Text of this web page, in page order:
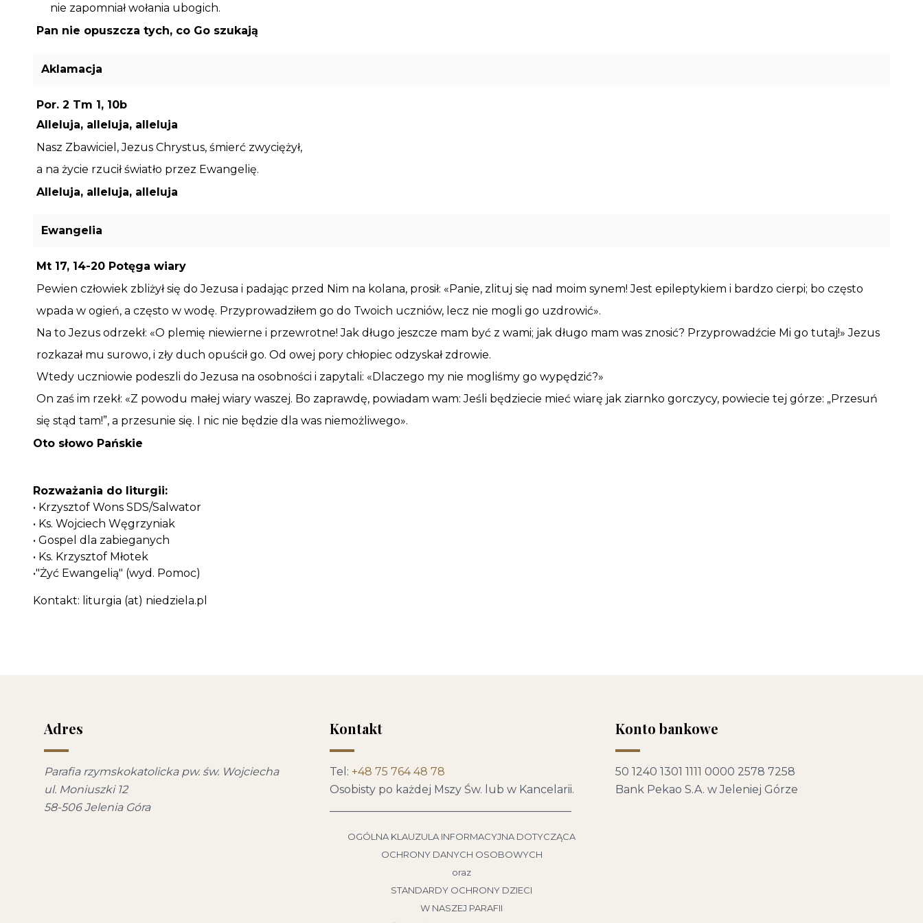
nie zapomniał wołania ubogich.
Pan nie opuszcza tych, co Go szukają
Aklamacja
Por. 2 Tm 1, 10b
Alleluja, alleluja, alleluja
Nasz Zbawiciel, Jezus Chrystus, śmierć zwyciężył,
a na życie rzucił światło przez Ewangelię.
Alleluja, alleluja, alleluja
Ewangelia
Mt 17, 14-20 Potęga wiary
Pewien człowiek zbliżył się do Jezusa i padając przed Nim na kolana, prosił: «Panie, zlituj się nad moim synem! Jest epileptykiem i bardzo cierpi; bo często
wpada w ogień, a często w wodę. Przyprowadziłem go do Twoich uczniów, lecz nie mogli go uzdrowić».
Na to Jezus odrzekł: «O plemię niewierne i przewrotne! Jak długo jeszcze mam być z wami; jak długo mam was znosić? Przyprowadźcie Mi go tutaj!» Jezus
rozkazał mu surowo, i zły duch opuścił go. Od owej pory chłopiec odzyskał zdrowie.
Wtedy uczniowie podeszli do Jezusa na osobności i zapytali: «Dlaczego my nie mogliśmy go wypędzić?»
On zaś im rzekł: «Z powodu małej wiary waszej. Bo zaprawdę, powiadam wam: Jeśli będziecie mieć wiarę jak ziarnko gorczycy, powiecie tej górze: „Przesuń
się stąd tam!”, a przesunie się. I nic nie będzie dla was niemożliwego».
Oto słowo Pańskie
Rozważania do liturgii:
• Krzysztof Wons SDS/Salwator
• Ks. Wojciech Węgrzyniak
• Gospel dla zabieganych
• Ks. Krzysztof Młotek
•"Żyć Ewangelią" (wyd. Pomoc)
Kontakt: liturgia (at) niedziela.pl
Adres
Parafia rzymskokatolicka pw. św. Wojciecha
ul. Moniuszki 12
58-506 Jelenia Góra
Kontakt
Tel: +48 75 764 48 78
Osobisty po każdej Mszy Św. lub w Kancelarii.
OGÓLNA KLAUZULA INFORMACYJNA DOTYCZĄCA
OCHRONY DANYCH OSOBOWYCH
oraz
STANDARDY OCHRONY DZIECI
W NASZEJ PARAFII
Konto bankowe
50 1240 1301 1111 0000 2578 7258
Bank Pekao S.A. w Jeleniej Górze